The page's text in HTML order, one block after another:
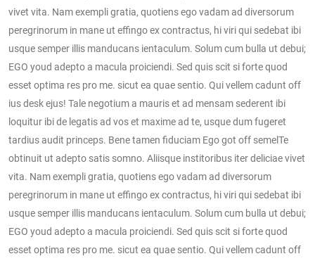
vivet vita. Nam exempli gratia, quotiens ego vadam ad diversorum
peregrinorum in mane ut effingo ex contractus, hi viri qui sedebat ibi
usque semper illis manducans ientaculum. Solum cum bulla ut debui;
EGO youd adepto a macula proiciendi. Sed quis scit si forte quod
esset optima res pro me. sicut ea quae sentio. Qui vellem cadunt off
ius desk ejus! Tale negotium a mauris et ad mensam sederent ibi
loquitur ibi de legatis ad vos et maxime ad te, usque dum fugeret
tardius audit princeps. Bene tamen fiduciam Ego got off semelTe
obtinuit ut adepto satis somno. Aliisque institoribus iter deliciae vivet
vita. Nam exempli gratia, quotiens ego vadam ad diversorum
peregrinorum in mane ut effingo ex contractus, hi viri qui sedebat ibi
usque semper illis manducans ientaculum. Solum cum bulla ut debui;
EGO youd adepto a macula proiciendi. Sed quis scit si forte quod
esset optima res pro me. sicut ea quae sentio. Qui vellem cadunt off